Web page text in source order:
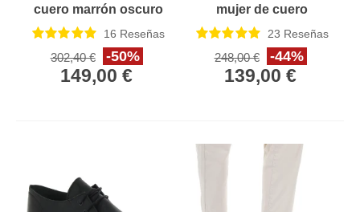
cuero marrón oscuro
Hecho a mano en Italia
16 Reseñas
302,40 € -50%
149,00 €
mujer de cuero
marrón oscuro Hecho
a mano en Italia
23 Reseñas
248,00 € -44%
139,00 €